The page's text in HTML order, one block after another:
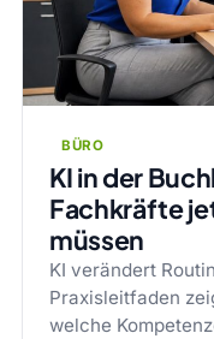
BÜRO
KI in der
Fachkräfte
müssen
KI verändert
Praxisleitfaden
welche